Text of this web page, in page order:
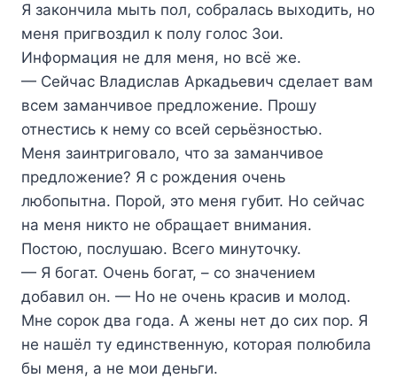
Я закончила мыть пол, собралась выходить, но
меня пригвоздил к полу голос Зои.
Информация не для меня, но всё же.
— Сейчас Владислав Аркадьевич сделает вам
всем заманчивое предложение. Прошу
отнестись к нему со всей серьёзностью.
Меня заинтриговало, что за заманчивое
предложение? Я с рождения очень
любопытна. Порой, это меня губит. Но сейчас
на меня никто не обращает внимания.
Постою, послушаю. Всего минуточку.
— Я богат. Очень богат, – со значением
добавил он. — Но не очень красив и молод.
Мне сорок два года. А жены нет до сих пор. Я
не нашёл ту единственную, которая полюбила
бы меня, а не мои деньги.